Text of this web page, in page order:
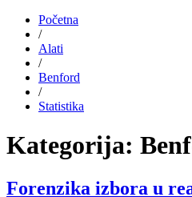
Početna
/
Alati
/
Benford
/
Statistika
Kategorija:
Forenzika izbora u